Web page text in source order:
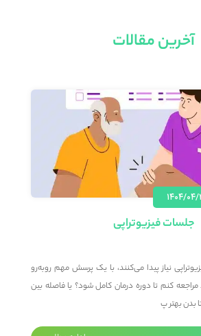
آخرین مقالات
۰۴/۲۸
جلسات فیزیوتراپی
نیاز پیدا می‌کنند، با یک پرسش مهم روبه‌رو
کنم تا دوره درمان کامل شود؟ یا فاصله بین
بدن بهتر پ